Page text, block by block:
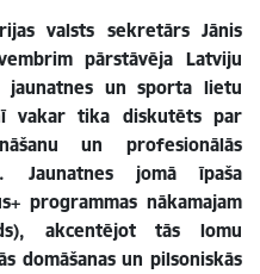
valsts sekretārs Jānis
pārstāvēja Latviju
jaunatnes un sporta lietu
vakar tika diskutēts par
un profesionālās
Jaunatnes jomā īpaša
programmas nākamajam
akcentējot tās lomu
domāšanas un pilsoniskās